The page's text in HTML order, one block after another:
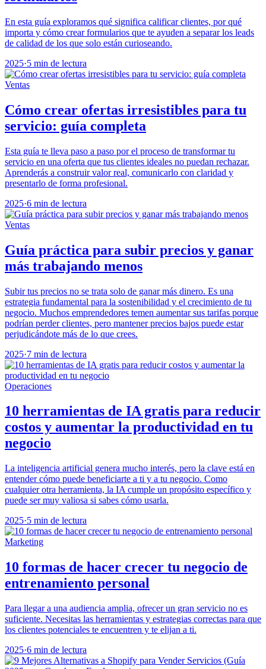
En esta guía exploramos qué significa calificar clientes, por qué
importa y cómo crear formularios que te ayuden a separar los leads
de calidad de los que solo están curioseando.
2025·5 min de lectura
Ventas
Cómo crear ofertas irresistibles para tu
servicio: guía completa
Esta guía te lleva paso a paso por el proceso de transformar tu
servicio en una oferta que tus clientes ideales no puedan rechazar.
Aprenderás a construir valor real, comunicarlo con claridad y
presentarlo de forma profesional.
2025·6 min de lectura
Ventas
Guía práctica para subir precios y ganar
más trabajando menos
Subir tus precios no se trata solo de ganar más dinero. Es una
estrategia fundamental para la sostenibilidad y el crecimiento de tu
negocio. Muchos emprendedores temen aumentar sus tarifas porque
podrían perder clientes, pero mantener precios bajos puede estar
perjudicándote más de lo que crees.
2025·7 min de lectura
Operaciones
10 herramientas de IA gratis para reducir
costos y aumentar la productividad en tu
negocio
La inteligencia artificial genera mucho interés, pero la clave está en
entender cómo puede beneficiarte a ti y a tu negocio. Como
cualquier otra herramienta, la IA cumple un propósito específico y
puede ser muy valiosa si sabes cómo usarla.
2025·5 min de lectura
Marketing
10 formas de hacer crecer tu negocio de
entrenamiento personal
Para llegar a una audiencia amplia, ofrecer un gran servicio no es
suficiente. Necesitas las herramientas y estrategias correctas para que
los clientes potenciales te encuentren y te elijan a ti.
2025·6 min de lectura